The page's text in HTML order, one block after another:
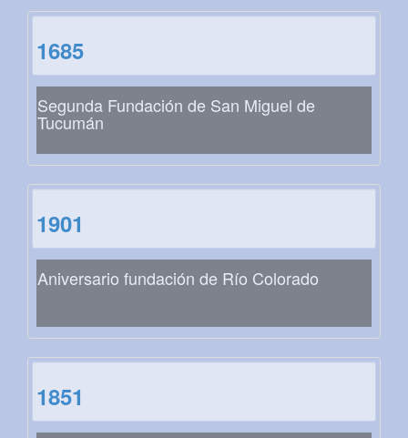
1685
Segunda Fundación de San Miguel de
Tucumán
1901
Aniversario fundación de Río Colorado
1851